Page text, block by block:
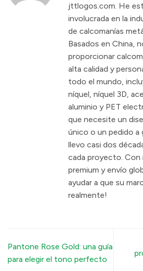
jttlogos.com. He
involucrada en la
de calcomanías
Basados en China,
proporcionar
alta calidad y
todo el mundo,
níquel, níquel 3D,
aluminio y PET
que necesite un
único o un pedido a
llevo casi dos
cada proyecto. Con
premium y envío
ayudar a que su
realmente!
Pantone Rose Gold: una guía
para elegir el tono perfecto